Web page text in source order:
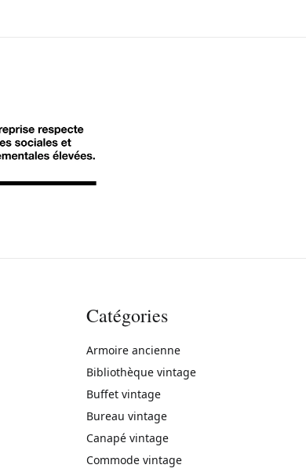
Catégories
Armoire ancienne
Bibliothèque vintage
Buffet vintage
Bureau vintage
Canapé vintage
Commode vintage